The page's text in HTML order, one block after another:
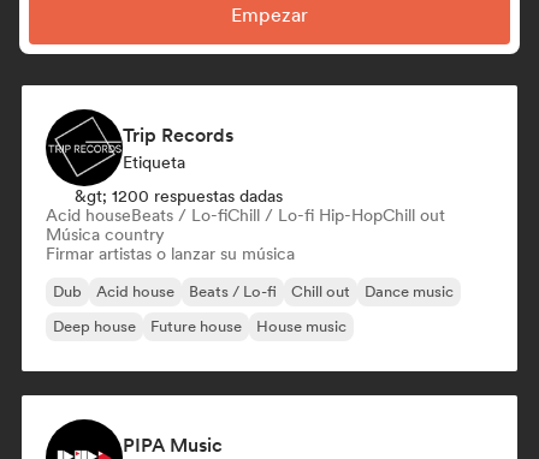
Empezar
Trip Records
Etiqueta
&gt; 1200 respuestas dadas
Acid houseBeats / Lo-fiChill / Lo-fi Hip-HopChill out
Música country
Firmar artistas o lanzar su música
Dub Acid house Beats / Lo-fi Chill out
Dance music
Deep house
Future house House music
PIPA Music